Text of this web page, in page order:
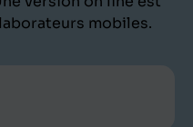
mobiles.